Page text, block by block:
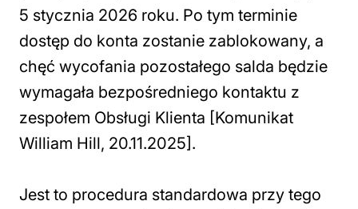
5 stycznia 2026 roku. Po tym terminie
dostęp do konta zostanie zablokowany, a
chęć wycofania pozostałego salda będzie
wymagała bezpośredniego kontaktu z
zespołem Obsługi Klienta [Komunikat
William Hill, 20.11.2025].
Jest to procedura standardowa przy tego